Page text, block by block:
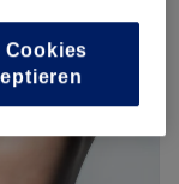
Cookies